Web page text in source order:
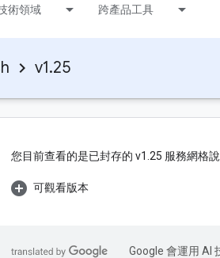
術領域 跨產品工具
v1.25
您目前查看的是已封存的 v1.25 服務網格說
可觀看版本
Google 會運用 AI